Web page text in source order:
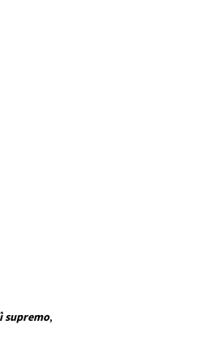
supremo,